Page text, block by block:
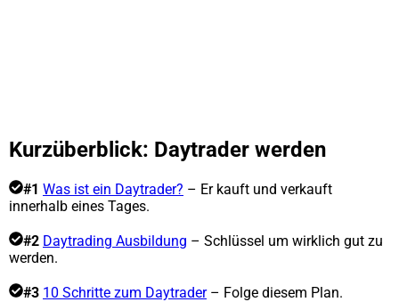
Kurzüberblick: Daytrader werden
#1 Was ist ein Daytrader? – Er kauft und verkauft
innerhalb eines Tages.
#2 Daytrading Ausbildung – Schlüssel um wirklich gut zu
werden.
#3 10 Schritte zum Daytrader– Folge diesem Plan.